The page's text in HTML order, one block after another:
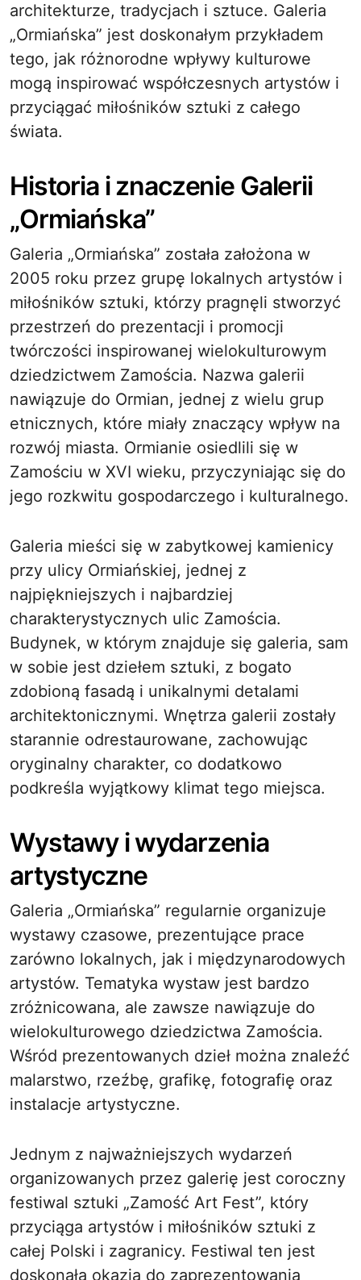
architekturze, tradycjach i sztuce. Galeria
„Ormiańska” jest doskonałym przykładem
tego, jak różnorodne wpływy kulturowe
mogą inspirować współczesnych artystów i
przyciągać miłośników sztuki z całego
świata.
Historia i znaczenie Galerii
„Ormiańska”
Galeria „Ormiańska” została założona w
2005 roku przez grupę lokalnych artystów i
miłośników sztuki, którzy pragnęli stworzyć
przestrzeń do prezentacji i promocji
twórczości inspirowanej wielokulturowym
dziedzictwem Zamościa. Nazwa galerii
nawiązuje do Ormian, jednej z wielu grup
etnicznych, które miały znaczący wpływ na
rozwój miasta. Ormianie osiedlili się w
Zamościu w XVI wieku, przyczyniając się do
jego rozkwitu gospodarczego i kulturalnego.
Galeria mieści się w zabytkowej kamienicy
przy ulicy Ormiańskiej, jednej z
najpiękniejszych i najbardziej
charakterystycznych ulic Zamościa.
Budynek, w którym znajduje się galeria, sam
w sobie jest dziełem sztuki, z bogato
zdobioną fasadą i unikalnymi detalami
architektonicznymi. Wnętrza galerii zostały
starannie odrestaurowane, zachowując
oryginalny charakter, co dodatkowo
podkreśla wyjątkowy klimat tego miejsca.
Wystawy i wydarzenia
artystyczne
Galeria „Ormiańska” regularnie organizuje
wystawy czasowe, prezentujące prace
zarówno lokalnych, jak i międzynarodowych
artystów. Tematyka wystaw jest bardzo
zróżnicowana, ale zawsze nawiązuje do
wielokulturowego dziedzictwa Zamościa.
Wśród prezentowanych dzieł można znaleźć
malarstwo, rzeźbę, grafikę, fotografię oraz
instalacje artystyczne.
Jednym z najważniejszych wydarzeń
organizowanych przez galerię jest coroczny
festiwal sztuki „Zamość Art Fest”, który
przyciąga artystów i miłośników sztuki z
całej Polski i zagranicy. Festiwal ten jest
doskonałą okazją do zaprezentowania